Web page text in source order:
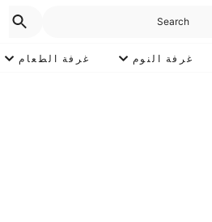
غرفة النوم غرفة الطعام